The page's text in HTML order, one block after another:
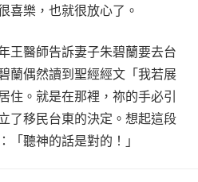
喜樂，也就很放心了。
王醫師告訴妻子朱碧蘭要去台
蘭偶然讀到聖經經文「我若展
住。就是在那裡，祢的手必引
了移民台東的決定。想起這段
「聽神的話是對的！」